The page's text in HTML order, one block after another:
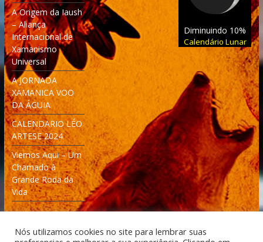
A Origem da Iaush
– Aliança
Internacional de
Xamanismo
Universal
A JORNADA
XAMANICA VOO
DA ÁGUIA
CALENDARIO LÉO
ARTESE 2024
Viemos Aqui – Um
Chamado à
Grande Roda da
Vida
Diminuindo 10%
Calendário Lunar
Nós utilizamos cookies no site para lembrar suas